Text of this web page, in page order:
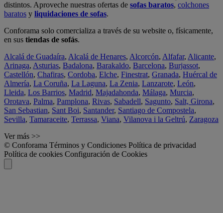
distintos. Aproveche nuestras ofertas de sofas baratos, colchones
baratos y liquidaciones de sofas.
Conforama solo comercializa a través de su website o, físicamente,
en sus tiendas de sofás.
Alcalá de Guadaíra, Alcalá de Henares, Alcorcón, Alfafar, Alicante,
Arinaga, Asturias, Badalona, Barakaldo, Barcelona, Burjassot,
Castellón, Chafiras, Cordoba, Elche, Finestrat, Granada, Huércal de
Almería, La Coruña, La Laguna, La Zenia, Lanzarote, León,
Lleida, Los Barrios, Madrid, Majadahonda, Málaga, Murcia,
Orotava, Palma, Pamplona, Rivas, Sabadell, Sagunto, Salt, Girona,
San Sebastian, Sant Boi, Santander, Santiago de Compostela,
Sevilla, Tamaraceite, Terrassa, Viana, Vilanova i la Geltrú, Zaragoza
Ver más >>
© Conforama Términos y Condiciones Política de privacidad
Política de cookies Configuración de Cookies